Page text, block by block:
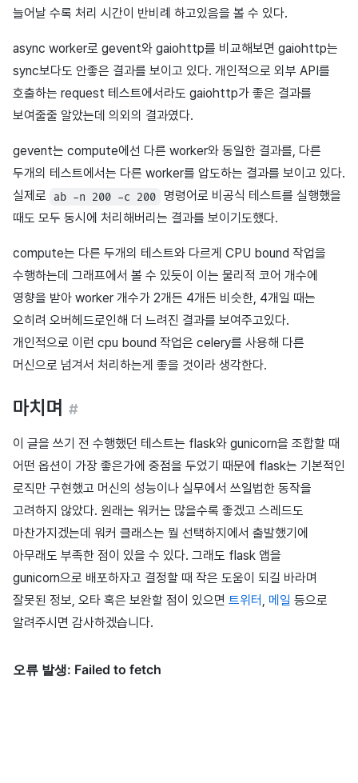
늘어날 수록 처리 시간이 반비례 하고있음을 볼 수 있다.
async worker로 gevent와 gaiohttp를 비교해보면 gaiohttp는
sync보다도 안좋은 결과를 보이고 있다. 개인적으로 외부 API를
호출하는 request 테스트에서라도 gaiohttp가 좋은 결과를
보여줄줄 알았는데 의외의 결과였다.
gevent는 compute에선 다른 worker와 동일한 결과를, 다른
두개의 테스트에서는 다른 worker를 압도하는 결과를 보이고 있다.
실제로
ab -n 200 -c 200
명령어로 비공식 테스트를 실행했을
때도 모두 동시에 처리해버리는 결과를 보이기도했다.
compute는 다른 두개의 테스트와 다르게 CPU bound 작업을
수행하는데 그래프에서 볼 수 있듯이 이는 물리적 코어 개수에
영향을 받아 worker 개수가 2개든 4개든 비슷한, 4개일 때는
오히려 오버헤드로인해 더 느려진 결과를 보여주고있다.
개인적으로 이런 cpu bound 작업은 celery를 사용해 다른
머신으로 넘겨서 처리하는게 좋을 것이라 생각한다.
마치며 #
이 글을 쓰기 전 수행했던 테스트는 flask와 gunicorn을 조합할 때
어떤 옵션이 가장 좋은가에 중점을 두었기 때문에 flask는 기본적인
로직만 구현했고 머신의 성능이나 실무에서 쓰일법한 동작을
고려하지 않았다. 원래는 워커는 많을수록 좋겠고 스레드도
마찬가지겠는데 워커 클래스는 뭘 선택하지에서 출발했기에
아무래도 부족한 점이 있을 수 있다. 그래도 flask 앱을
gunicorn으로 배포하자고 결정할 때 작은 도움이 되길 바라며
잘못된 정보, 오타 혹은 보완할 점이 있으면 트위터 , 메일 등으로
알려주시면 감사하겠습니다.